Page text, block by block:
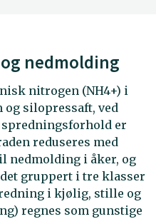
nedmolding
nitrogen (NH4+) i
og silopressaft, ved
er
reduseres med
nedmolding i åker, og
gruppert i tre klasser
i kjølig, stille og
regnes som gunstige